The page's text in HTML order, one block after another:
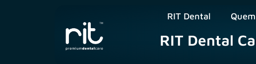
RIT Dental
RIT Dental